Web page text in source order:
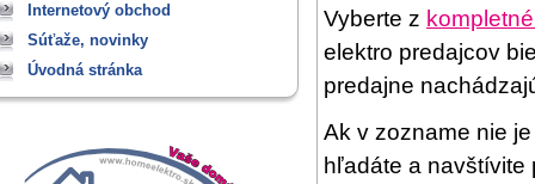
Internetový obchod
Súťaže, novinky
Úvodná stránka
Vyberte z
elektro predajcov
predajne
Ak v zozname nie
hľadáte a navštívite